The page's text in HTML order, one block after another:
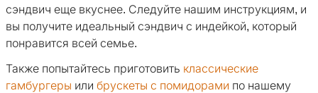
сэндвич еще вкуснее. Следуйте нашим инструкциям, и
вы получите идеальный сэндвич с индейкой, который
понравится всей семье.
Также попытайтесь приготовить классические
гамбургеры или брускеты с помидорами по нашему